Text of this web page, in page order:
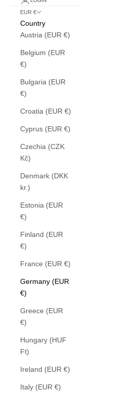
EUR €
Country
Austria (EUR €)
Belgium (EUR
€)
Bulgaria (EUR
€)
Croatia (EUR €)
Cyprus (EUR €)
Czechia (CZK
Kč)
Denmark (DKK
kr.)
Estonia (EUR
€)
Finland (EUR
€)
France (EUR €)
Germany (EUR
€)
Greece (EUR
€)
Hungary (HUF
Ft)
Ireland (EUR €)
Italy (EUR €)